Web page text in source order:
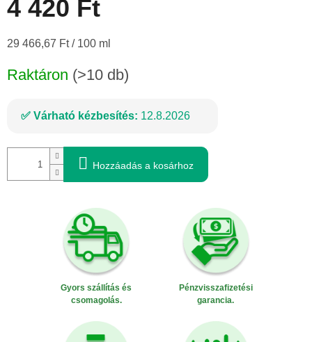
4 420 Ft
Egységár:
29 466,67 Ft / 100 ml
Raktáron (>10 db)
Várható kézbesítés: 12.8.2026
Hozzáadás a kosárhoz
Gyors szállítás és
csomagolás.
Pénzvisszafizetési
garancia.